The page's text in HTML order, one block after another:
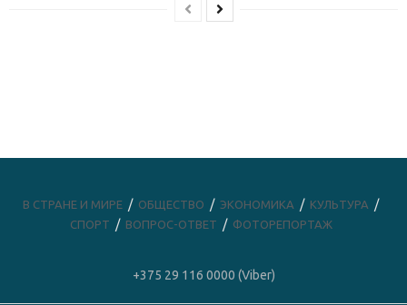
В СТРАНЕ И МИРЕ ОБЩЕСТВО ЭКОНОМИКА
КУЛЬТУРА
СПОРТ
ВОПРОС-ОТВЕТ ФОТОРЕПОРТАЖ
+375 29 116 0000 (Viber)